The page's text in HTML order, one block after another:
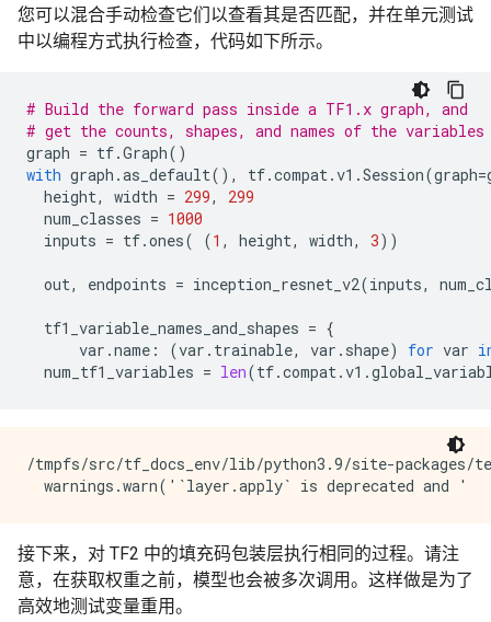
您可以混合手动检查它们以查看其是否匹配，并在单元测试
中以编程方式执行检查，代码如下所示。
# Build the forward pass inside a TF1.x graph, and
# get the counts, shapes, and names of the variables
graph = tf.Graph()
with graph .as_default(), tf.compat.v1 .Session(graph=
height, width = 299,
299
num_classes = 1000
inputs = tf.ones( (1 , height, width, 3))
out, endpoints = inception_resnet_v2(inputs,
tf1_variable_names_and_shapes = {
var .name : (var . trainable, var . shape) for var
num_tf1_variables = len(tf.compat.v1 .
/tmpfs/src/tf_docs_env/lib/python3.9/site-packages/
接下来，对 TF2 中的填充码包装层执行相同的过程。请注
意，在获取权重之前，模型也会被多次调用。这样做是为了
高效地测试变量重用。